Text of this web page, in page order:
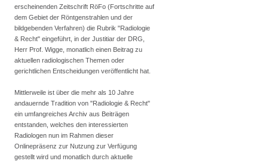
erscheinenden Zeitschrift RöFo (Fortschritte auf
dem Gebiet der Röntgenstrahlen und der
bildgebenden Verfahren) die Rubrik "Radiologie
& Recht" eingeführt, in der Justitiar der DRG,
Herr Prof. Wigge, monatlich einen Beitrag zu
aktuellen radiologischen Themen oder
gerichtlichen Entscheidungen veröffentlicht hat.
Mittlerweile ist über die mehr als 10 Jahre
andauernde Tradition von "Radiologie & Recht"
ein umfangreiches Archiv aus Beiträgen
entstanden, welches den interessierten
Radiologen nun im Rahmen dieser
Onlinepräsenz zur Nutzung zur Verfügung
gestellt wird und monatlich durch aktuelle